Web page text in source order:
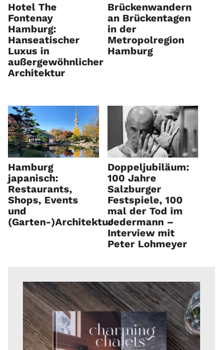
Hotel The
Fontenay
Hamburg:
Hanseatischer
Luxus in
außergewöhnlicher
Architektur
Brückenwandern
an Brückentagen
in der
Metropolregion
Hamburg
Hamburg
japanisch:
Restaurants,
Shops, Events
und
(Garten-)Architektur
Doppeljubiläum:
100 Jahre
Salzburger
Festspiele, 100
mal der Tod im
Jedermann –
Interview mit
Peter Lohmeyer